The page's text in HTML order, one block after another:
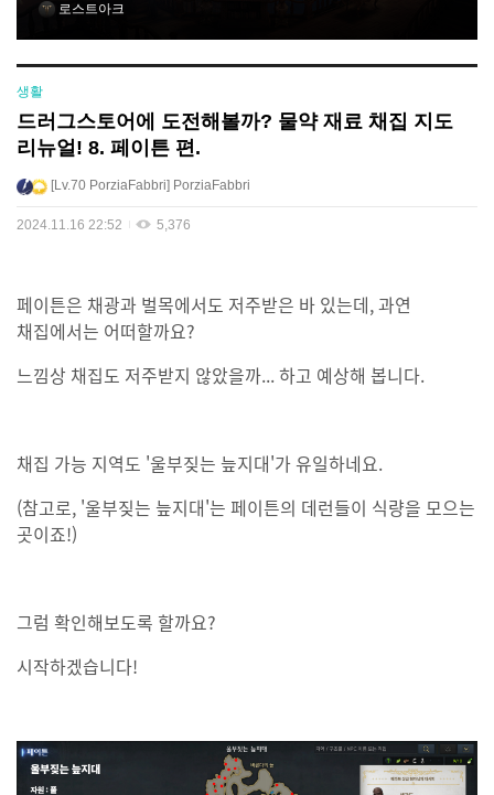
로스트아크
생활
드러그스토어에 도전해볼까? 물약 재료 채집 지도
리뉴얼! 8. 페이튼 편.
Lv.70 PorziaFabbri PorziaFabbri
2024.11.16 22:52 5,376
페이튼은 채광과 벌목에서도 저주받은 바 있는데, 과연
채집에서는 어떠할까요?
느낌상 채집도 저주받지 않았을까... 하고 예상해 봅니다.
채집 가능 지역도 '울부짖는 늪지대'가 유일하네요.
(참고로, '울부짖는 늪지대'는 페이튼의 데런들이 식량을 모으는
곳이죠!)
그럼 확인해보도록 할까요?
시작하겠습니다!